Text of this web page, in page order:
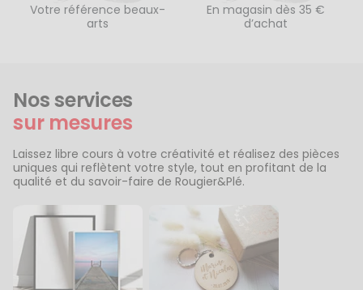
Votre référence beaux-
arts
En magasin dès 35 €
d’achat
Nos services
sur mesures
Laissez libre cours à votre créativité et réalisez des pièces
uniques qui reflètent votre style, tout en profitant de la
qualité et du savoir-faire de Rougier&Plé.